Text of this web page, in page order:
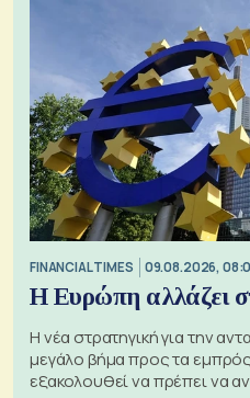
FINANCIAL TIMES 09.08.2026,
Η Ευρώπη αλλάζει
Η νέα στρατηγική για την
μεγάλο βήμα προς τα
εξακολουθεί να πρέπει να